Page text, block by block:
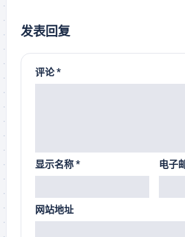
发表回复
评论*
显示名称* 电子
网站地址